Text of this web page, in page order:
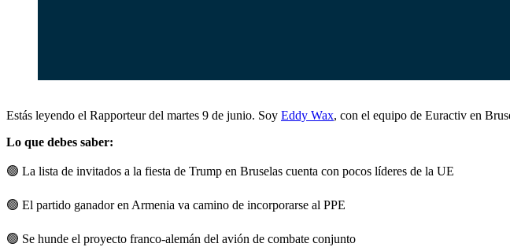
Estás leyendo el Rapporteur del martes 9 de junio. Soy Eddy Wax, con el equipo de Euractiv en
Lo que debes saber:
🟢 La lista de invitados a la fiesta de Trump en Bruselas cuenta con pocos líderes de la UE
🟢 El partido ganador en Armenia va camino de incorporarse al PPE
🟢 Se hunde el proyecto franco-alemán del avión de combate conjunto